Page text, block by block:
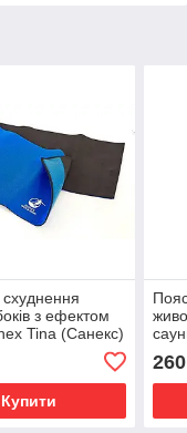
з ефектом
Tina (Санекс)
синій
Купити
260